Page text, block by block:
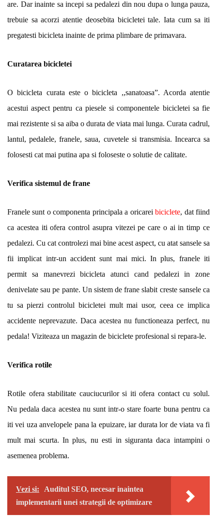
are. Dar inainte sa incepi sa pedalezi din nou dupa o lunga pauza,
trebuie sa acorzi atentie deosebita bicicletei tale. Iata cum sa iti
pregatesti bicicleta inainte de prima plimbare de primavara.
Curatarea bicicletei
O bicicleta curata este o bicicleta ,,sanatoasa”. Acorda atentie
acestui aspect pentru ca piesele si componentele bicicletei sa fie
mai rezistente si sa aiba o durata de viata mai lunga. Curata cadrul,
lantul, pedalele, franele, saua, cuvetele si transmisia. Incearca sa
folosesti cat mai putina apa si foloseste o solutie de calitate.
Verifica sistemul de frane
Franele sunt o componenta principala a oricareibiciclete, dat fiind
ca acestea iti ofera control asupra vitezei pe care o ai in timp ce
pedalezi. Cu cat controlezi mai bine acest aspect, cu atat sansele sa
fii implicat intr-un accident sunt mai mici. In plus, franele iti
permit sa manevrezi bicicleta atunci cand pedalezi in zone
denivelate sau pe pante. Un sistem de frane slabit creste sansele ca
tu sa pierzi controlul bicicletei mult mai usor, ceea ce implica
accidente neprevazute. Daca acestea nu functioneaza perfect, nu
pedala! Viziteaza un magazin de biciclete profesional si repara-le.
Verifica rotile
Rotile ofera stabilitate cauciucurilor si iti ofera contact cu solul.
Nu pedala daca acestea nu sunt intr-o stare foarte buna pentru ca
iti vei uza anvelopele pana la epuizare, iar durata lor de viata va fi
mult mai scurta. In plus, nu esti in siguranta daca intampini o
asemenea problema.
Vezi si:
Auditul SEO, necesar inaintea
implementarii unei strategii de optimizare